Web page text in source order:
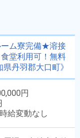
ーム寮完備★溶接
堂利用可！無料
丹羽郡大口町》
円
給変動なし